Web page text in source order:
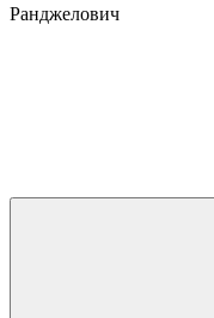
Ранджелович